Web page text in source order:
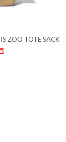
ZOO TOTE SACK